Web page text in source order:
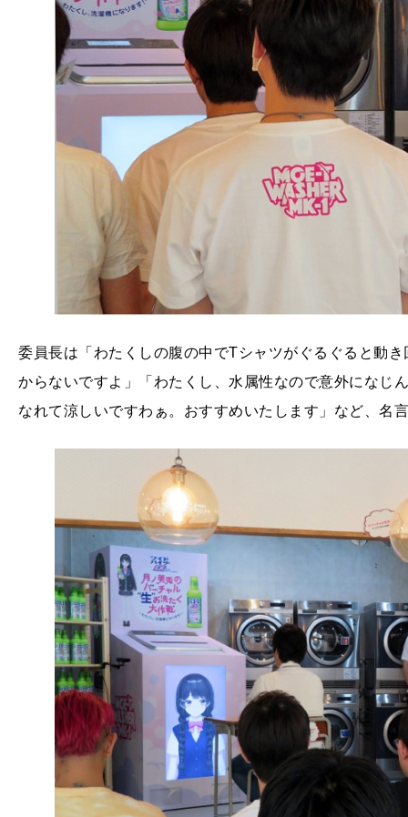
委員長は「わたくしの腹の中でTシャツがぐるぐると動
からないですよ」「わたくし、水属性なので意外になじ
なれて涼しいですわぁ。おすすめいたします」など、名